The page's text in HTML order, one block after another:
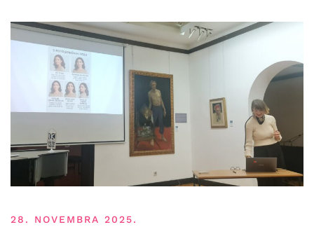
28. NOVEMBRA 2025.